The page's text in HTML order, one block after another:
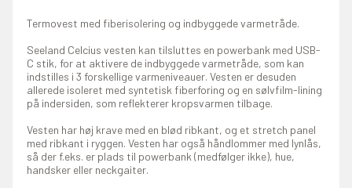
Termovest med fiberisolering og indbyggede varmetråde.
Seeland Celcius vesten kan tilsluttes en powerbank med USB-
C stik, for at aktivere de indbyggede varmetråde, som kan
indstilles i 3 forskellige varmeniveauer. Vesten er desuden
allerede isoleret med syntetisk fiberforing og en sølvfilm-lining
på indersiden, som reflekterer kropsvarmen tilbage.
Vesten har høj krave med en blød ribkant, og et stretch panel
med ribkant i ryggen. Vesten har også håndlommer med lynlås,
så der f.eks. er plads til powerbank (medfølger ikke), hue,
handsker eller neckgaiter.